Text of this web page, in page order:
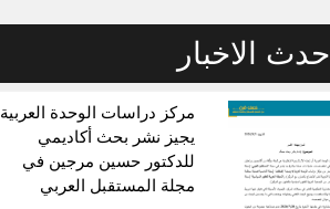
أحدث الاخبار
مركز دراسات الوحدة العربية
يجيز نشر بحث أكاديمي
للدكتور حسين مرجين في
مجلة المستقبل العربي